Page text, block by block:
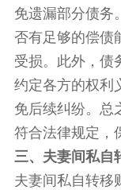
免遗漏部分债务
否有足够的偿债
受损。此外，债
约定各方的权利
免后续纠纷。总
符合法律规定，
三、夫妻间私自
夫妻间私自转移